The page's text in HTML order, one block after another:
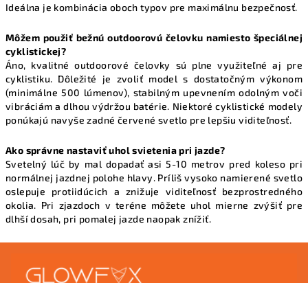
Ideálna je kombinácia oboch typov pre maximálnu bezpečnosť.
Môžem použiť bežnú outdoorovú čelovku namiesto špeciálnej
cyklistickej?
Áno, kvalitné outdoorové čelovky sú plne využiteľné aj pre
cyklistiku. Dôležité je zvoliť model s dostatočným výkonom
(minimálne 500 lúmenov), stabilným upevnením odolným voči
vibráciám a dlhou výdržou batérie. Niektoré cyklistické modely
ponúkajú navyše zadné červené svetlo pre lepšiu viditeľnosť.
Ako správne nastaviť uhol svietenia pri jazde?
Svetelný lúč by mal dopadať asi 5-10 metrov pred koleso pri
normálnej jazdnej polohe hlavy. Príliš vysoko namierené svetlo
oslepuje protiidúcich a znižuje viditeľnosť bezprostredného
okolia. Pri zjazdoch v teréne môžete uhol mierne zvýšiť pre
dlhší dosah, pri pomalej jazde naopak znížiť.